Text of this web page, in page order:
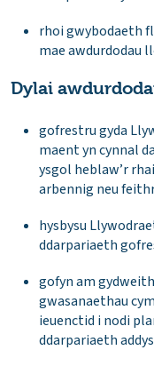
rhoi gwybodaeth
mae awdurdodau
Dylai
gofrestru gyda
maent yn cynnal
ysgol heblaw’r
arbennig neu
hysbysu
ddarpariaeth
gofyn am
gwasanaethau
ieuenctid i nodi
ddarpariaeth